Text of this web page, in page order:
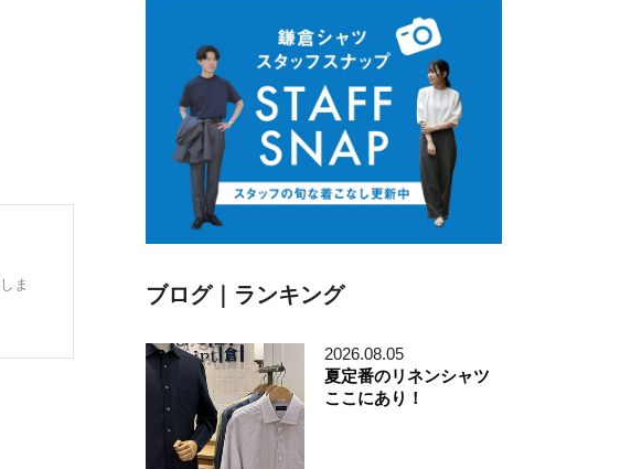
ま
ブログ｜ランキング
2026.08.05
夏定番のリネンシャツ
ここにあり！